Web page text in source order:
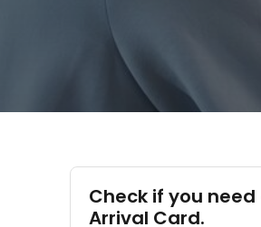
Check if you
Arrival Card.